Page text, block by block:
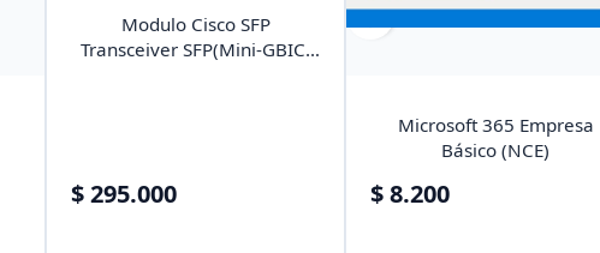
Modulo Cisco SFP
Transceiver SFP(Mini-GBIC)
$ 295.000
favorite_border
Microsoft 365 Empresa
Básico (NCE)
$ 8.200